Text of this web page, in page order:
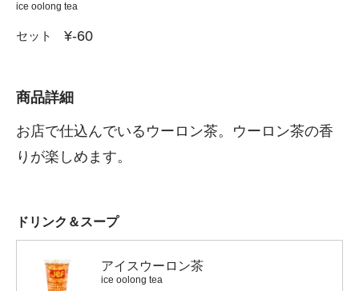
ice oolong tea
セット ¥-60
商品詳細
お店で仕込んでいるウーロン茶。ウーロン茶の香
りが楽しめます。
ドリンク＆スープ
アイスウーロン茶
ice oolong tea